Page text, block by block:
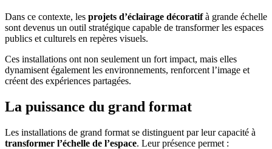
Dans ce contexte, les projets d’éclairage décoratifà grande échelle
sont devenus un outil stratégique capable de transformer les espaces
publics et culturels en repères visuels.
Ces installations ont non seulement un fort impact, mais elles
dynamisent également les environnements, renforcent l’image et
créent des expériences partagées.
La puissance du grand format
Les installations de grand format se distinguent par leur capacité à
transformer l’échelle de l’espace. Leur présence permet :